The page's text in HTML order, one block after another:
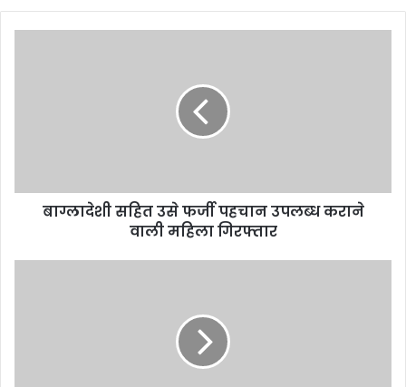
बाग्लादेशी सहित उसे फर्जी पहचान उपलब्ध कराने
वाली महिला गिरफ्तार